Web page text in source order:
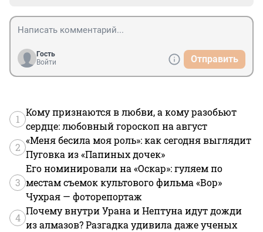
Гость
Войти
Отправить
1
Кому признаются в любви, а кому разобьют
сердце: любовный гороскоп на август
2
«Меня бесила моя роль»: как сегодня выглядит
Пуговка из «Папиных дочек»
3
Его номинировали на «Оскар»: гуляем по
местам съемок культового фильма «Вор»
Чухрая — фоторепортаж
4
Почему внутри Урана и Нептуна идут дожди
из алмазов? Разгадка удивила даже ученых